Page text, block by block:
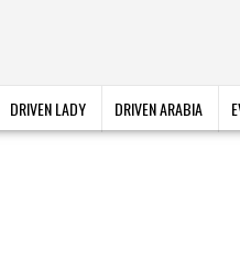
DRIVEN LADY DRIVEN ARABIA